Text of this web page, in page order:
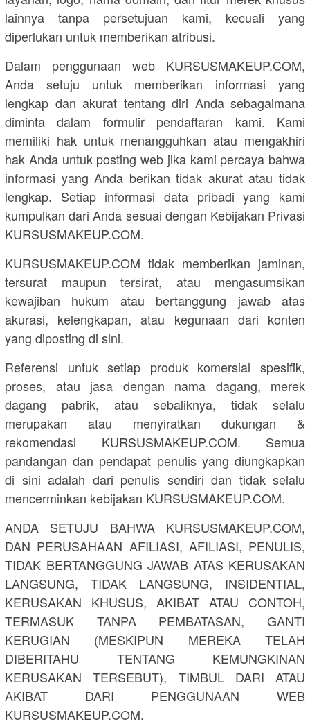
lainnya tanpa persetujuan kami, kecuali yang
diperlukan untuk memberikan atribusi.
Dalam penggunaan web KURSUSMAKEUP.COM,
Anda setuju untuk memberikan informasi yang
lengkap dan akurat tentang diri Anda sebagaimana
diminta dalam formulir pendaftaran kami. Kami
memiliki hak untuk menangguhkan atau mengakhiri
hak Anda untuk posting web jika kami percaya bahwa
informasi yang Anda berikan tidak akurat atau tidak
lengkap. Setiap informasi data pribadi yang kami
kumpulkan dari Anda sesuai dengan Kebijakan Privasi
KURSUSMAKEUP.COM.
KURSUSMAKEUP.COM tidak memberikan jaminan,
tersurat maupun tersirat, atau mengasumsikan
kewajiban hukum atau bertanggung jawab atas
akurasi, kelengkapan, atau kegunaan dari konten
yang diposting di sini.
Referensi untuk setiap produk komersial spesifik,
proses, atau jasa dengan nama dagang, merek
dagang pabrik, atau sebaliknya, tidak selalu
merupakan atau menyiratkan dukungan &
rekomendasi KURSUSMAKEUP.COM. Semua
pandangan dan pendapat penulis yang diungkapkan
di sini adalah dari penulis sendiri dan tidak selalu
mencerminkan kebijakan KURSUSMAKEUP.COM.
ANDA SETUJU BAHWA KURSUSMAKEUP.COM,
DAN PERUSAHAAN AFILIASI, AFILIASI, PENULIS,
TIDAK BERTANGGUNG JAWAB ATAS KERUSAKAN
LANGSUNG, TIDAK LANGSUNG, INSIDENTIAL,
KERUSAKAN KHUSUS, AKIBAT ATAU CONTOH,
TERMASUK TANPA PEMBATASAN, GANTI
KERUGIAN (MESKIPUN MEREKA TELAH
DIBERITAHU TENTANG KEMUNGKINAN
KERUSAKAN TERSEBUT), TIMBUL DARI ATAU
AKIBAT DARI PENGGUNAAN WEB
KURSUSMAKEUP.COM.